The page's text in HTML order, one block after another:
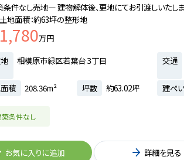
件なし売地― 建物解体後、更地にてお引渡しいたし
地面積：約63坪の整形地
1,780万円
相模原市緑区若葉台３丁目 交通
積
208.36m² 坪数 約63.02坪 建ぺ
条件なし
お気に入りに追加 詳細を見る